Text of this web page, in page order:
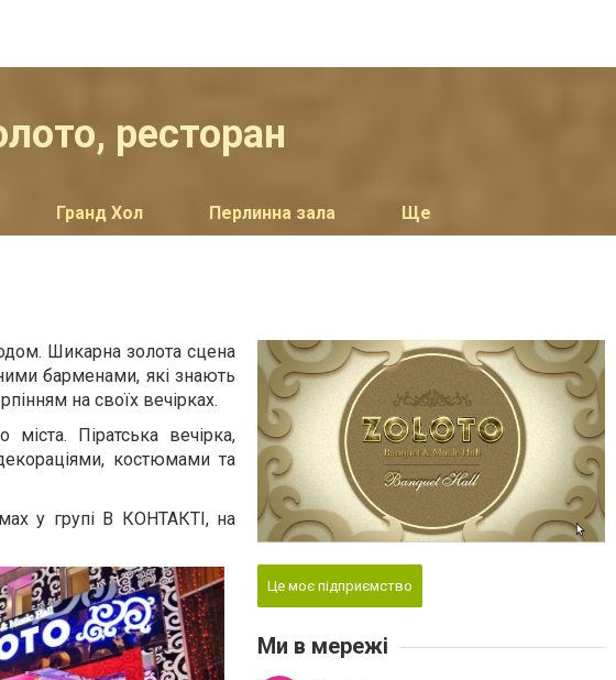
ресторан
Гранд Хол Перлинна зала Ще
Шикарна золота сцена
барменами, які знають
на своїх вечірках.
Піратська вечірка,
костюмами та
у групі В КОНТАКТІ, на
Це моє підприємство
Ми в мережі